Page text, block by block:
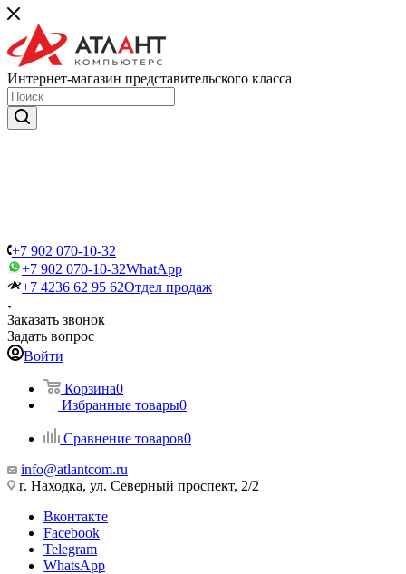
Интернет-магазин представительского класса
+7 902 070-10-32
+7 902 070-10-32WhatApp
+7 4236 62 95 62Отдел продаж
Заказать звонок
Задать вопрос
Войти
Корзина0
Избранные товары0
Сравнение товаров0
info@atlantcom.ru
г. Находка, ул. Северный проспект, 2/2
Вконтакте
Facebook
Telegram
WhatsApp